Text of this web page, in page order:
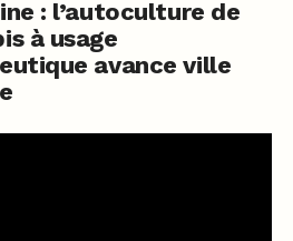
: l’autoculture de
à usage
avance ville